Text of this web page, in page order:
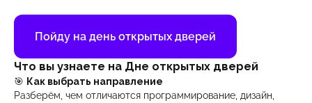
Пойду на день открытых дверей
Что вы узнаете на Дне открытых дверей
🎯 Как выбрать направление
Разберём, чем отличаются программирование, дизайн,